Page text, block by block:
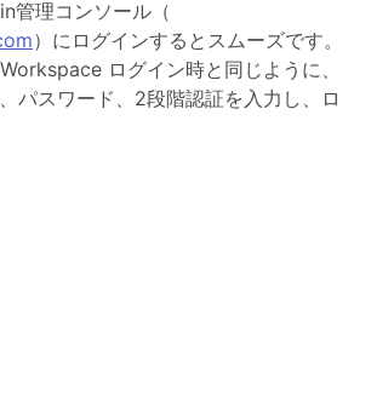
管理コンソール（
）にログインするとスムーズです。
ログイン時と同じように、
パスワード、2段階認証を入力し、ロ